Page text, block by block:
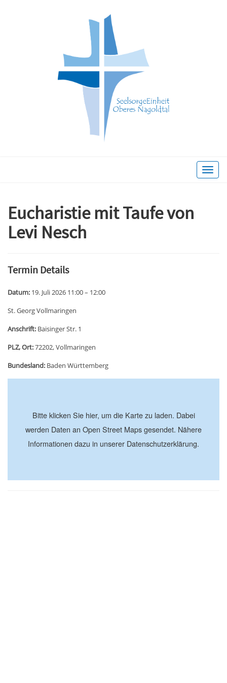
Toggle
Eucharistie mit Taufe von
Levi Nesch
Termin Details
Datum: 19. Juli 2026 11:00– 12:00
St. Georg Vollmaringen
Anschrift: Baisinger Str. 1
PLZ, Ort:72202, Vollmaringen
Bundesland: Baden Württemberg